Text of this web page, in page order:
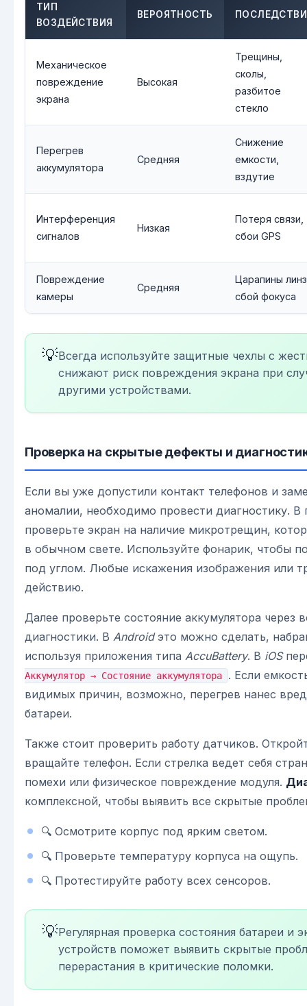
ТИП
ВОЗДЕЙСТВИЯ
ВЕРОЯТНОСТЬ
Механическое
повреждение
экрана
Высокая
Трещины,
сколы,
разбитое
стекло
Перегрев
аккумулятора
Средняя
Снижение
емкости,
вздутие
Интерференция
сигналов
Низкая
Потеря связи,
сбои GPS
Повреждение
камеры
Средняя
Царапины
сбой фокуса
💡Всегда используйте защитные чехлы с
снижают риск повреждения экрана при
другими устройствами.
Проверка на скрытые дефекты и
Если вы уже допустили контакт телефонов и
аномалии, необходимо провести диагностику. В
проверьте экран на наличие микротрещин,
в обычном свете. Используйте фонарик, чтобы
под углом. Любые искажения изображения или
действию.
Далее проверьте состояние аккумулятора через
диагностики. В Androidэто можно сделать,
используя приложения типа AccuBattery. В iOS
Аккумулятор → Состояние аккумулятора
. Если
видимых причин, возможно, перегрев нанес
батареи.
Также стоит проверить работу датчиков.
вращайте телефон. Если стрелка ведет себя
помехи или физическое повреждение модуля.
комплексной, чтобы выявить все скрытые
🔍 Осмотрите корпус под ярким светом.
🔍 Проверьте температуру корпуса на ощупь.
🔍 Протестируйте работу всех сенсоров.
💡Регулярная проверка состояния батареи и
устройств поможет выявить скрытые
перерастания в критические поломки.